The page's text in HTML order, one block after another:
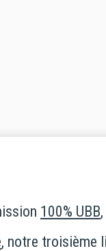
100% UBB
, notre troisième